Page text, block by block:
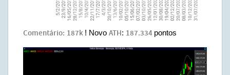
Comentário: 187k ! Novo ATH: 187.334 pontos